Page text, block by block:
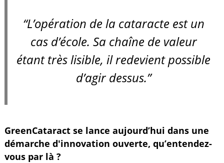
“L’opération de la cataracte est un
cas d’école. Sa chaîne de valeur
étant très lisible, il redevient possible
d’agir dessus.”
GreenCataract se lance aujourd’hui dans une
démarche d'innovation ouverte, qu’entendez-
vous par là ?